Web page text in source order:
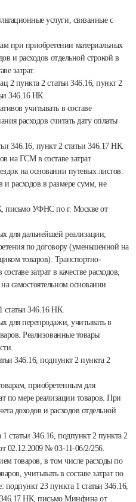
услуги, связанные с
при приобретении материальных
и расходов отдельной строкой в
затрат.
2 пункта 2 статьи 346.16, пункт 2
346.16 НК.
учитывать в составе
расходов считать дату оплаты
346.16, пункт 2 статьи 346.17 НК.
на ГСМ в составе затрат
на основании путевых листов.
и расходов в размере сумм, не
письмо УФНС по г. Москве от
для дальнейшей реализации,
по договору (уменьшенной на
товаров). Транспортно-
затрат в качестве расходов,
самостоятельном основании
статьи 346.16 НК.
для перепродажи, учитывать в
Реализованные товары
346.16, подпункт 2 пункта 2
приобретенным для
по мере реализации товаров. При
доходов и расходов отдельной
статьи 346.16, подпункт 2 пункта 2
02.12.2009 № 03-11-06/2/256.
товаров, в том числе расходы по
учитывать в составе затрат по
23 пункта 1 статьи 346.16,
346.17 НК, письмо Минфина от